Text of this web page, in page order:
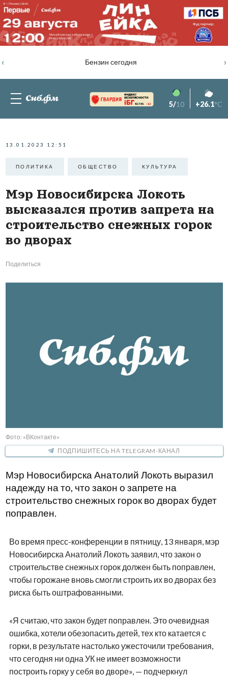
Бензин сегодня
‹ ›
82.76% -1.2 5/10 +26.1°C
13.01.2023 12:51
ПОЛИТИКА ОБЩЕСТВО КУЛЬТУРА
Мэр Новосибирска Локоть
высказался против запрета на
строительство снежных горок
во дворах
Поделиться
Фото: «ВКонтакте»
ПОДПИШИТЕСЬ НА TELEGRAM-КАНАЛ
Мэр Новосибирска Анатолий Локоть выразил
надежду на то, что закон о запрете на
строительство снежных горок во дворах будет
поправлен.
Во время пресс-конференции в пятницу, 13 января, мэр
Новосибирска Анатолий Локоть заявил, что закон о
строительстве снежных горок должен быть поправлен,
чтобы горожане вновь смогли строить их во дворах без
риска быть оштрафованными.
«Я считаю, что закон будет поправлен. Это очевидная
ошибка, хотели обезопасить детей, тех кто катается с
горки, в результате настолько ужесточили требования,
что сегодня ни одна УК не имеет возможности
построить горку у себя во дворе», — подчеркнул